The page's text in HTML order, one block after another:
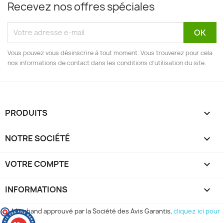
Recevez nos offres spéciales
Vous pouvez vous désinscrire à tout moment. Vous trouverez pour cela
nos informations de contact dans les conditions d'utilisation du site.
PRODUITS 
NOTRE SOCIÉTÉ 
VOTRE COMPTE 
INFORMATIONS keyboard_arrow_down
Marchand approuvé par la Société des Avis Garantis, cliquez ici pour
vérifier.